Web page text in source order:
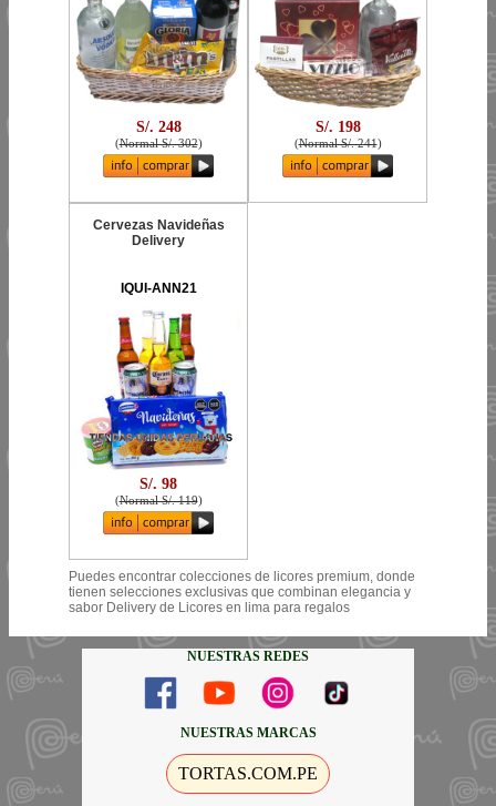
S/. 248
(Normal S/. 302)
S/. 198
(Normal S/. 241)
Cervezas Navideñas
Delivery
IQUI-ANN21
S/. 98
(Normal S/. 119)
Puedes encontrar colecciones de licores premium, donde
tienen selecciones exclusivas que combinan elegancia y
sabor Delivery de Licores en lima para regalos
NUESTRAS REDES
NUESTRAS MARCAS
TORTAS.COM.PE